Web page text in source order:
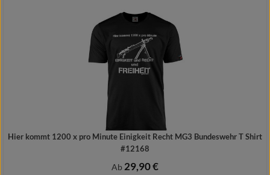
Details
Hier kommt 1200 x pro Minute Einigkeit Recht MG3 Bundeswehr T Shirt
#12168
Regulärer Preis:
Ab29,90 €